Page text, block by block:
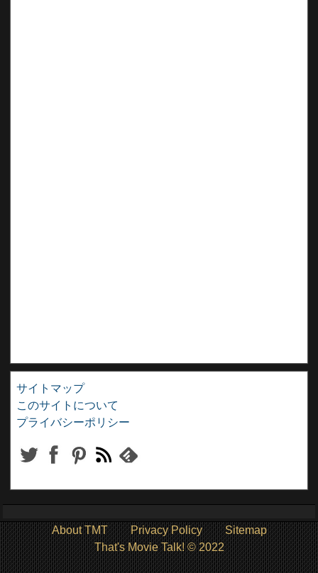
サイトマップ
このサイトについて
プライバシーポリシー
About TMT Privacy Policy
Sitemap
That's Movie Talk! © 2022